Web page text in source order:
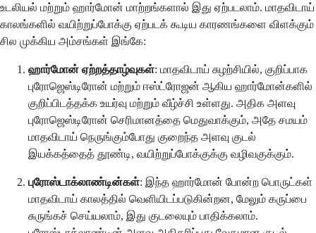
உடலியல் மற்றும் ஹார்மோன் மாற்றங்களால் இது ஏற்படலாம். மாதவிடாய்
காலங்களில் வயிற்றுப்போக்கு ஏற்படக் கூடிய காரணங்களை விளக்கும்
சில முக்கிய அம்சங்கள் இங்கே:
ஹார்மோன் ஏற்றத்தாழ்வுகள்: மாதவிடாய் சுழற்சியில், குறிப்பாக
புரோஜெஸ்டிரோன் மற்றும் ஈஸ்ட்ரோஜன் ஆகிய ஹார்மோன்களில்
குறிப்பிடத்தக்க உயர்வு மற்றும் வீழ்ச்சி உள்ளது. அதிக அளவு
புரோஜெஸ்டிரோன் செரிமானத்தை மெதுவாக்கும், அதே சமயம்
மாதவிடாய் நெருங்கும்போது குறைந்த அளவு குடல்
இயக்கத்தைத் தூண்டி, வயிற்றுப்போக்குக்கு வழிவகுக்கும்.
புரோஸ்டாக்லாண்டின்கள்: இந்த ஹார்மோன் போன்ற பொருட்கள்
மாதவிடாய் காலத்தில் வெளியிடப்படுகின்றன, மேலும் கருப்பை
சுருங்கச் செய்யலாம், இது குடலையும் பாதிக்கலாம்.